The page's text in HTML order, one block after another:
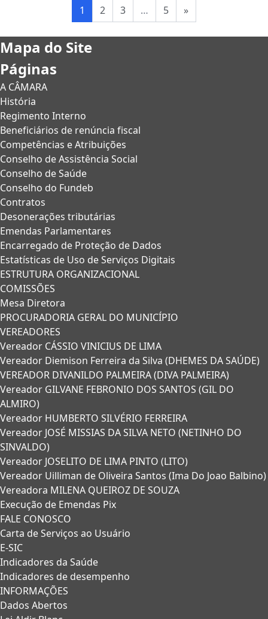
1 2 3 … 5 »
Mapa do Site
Páginas
A CÂMARA
História
Regimento Interno
Beneficiários de renúncia fiscal
Competências e Atribuições
Conselho de Assistência Social
Conselho de Saúde
Conselho do Fundeb
Contratos
Desonerações tributárias
Emendas Parlamentares
Encarregado de Proteção de Dados
Estatísticas de Uso de Serviços Digitais
ESTRUTURA ORGANIZACIONAL
COMISSÕES
Mesa Diretora
PROCURADORIA GERAL DO MUNICÍPIO
VEREADORES
Vereador CÁSSIO VINICIUS DE LIMA
Vereador Diemison Ferreira da Silva (DHEMES DA SAÚDE)
VEREADOR DIVANILDO PALMEIRA (DIVA PALMEIRA)
Vereador GILVANE FEBRONIO DOS SANTOS (GIL DO
ALMIRO)
Vereador HUMBERTO SILVÉRIO FERREIRA
Vereador JOSÉ MISSIAS DA SILVA NETO (NETINHO DO
SINVALDO)
Vereador JOSELITO DE LIMA PINTO (LITO)
Vereador Uilliman de Oliveira Santos (Ima Do Joao Balbino)
Vereadora MILENA QUEIROZ DE SOUZA
Execução de Emendas Pix
FALE CONOSCO
Carta de Serviços ao Usuário
E-SIC
Indicadores da Saúde
Indicadores de desempenho
INFORMAÇÕES
Dados Abertos